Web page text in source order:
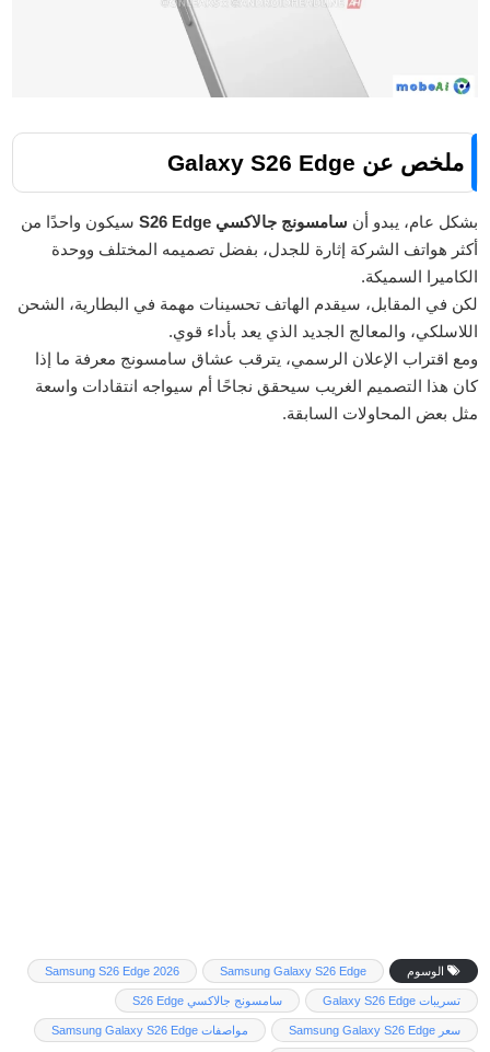
ملخص عن Galaxy S26 Edge
بشكل عام، يبدو أن سامسونج جالاكسي S26 Edge
سيكون واحدًا من
أكثر هواتف الشركة إثارة للجدل، بفضل تصميمه المختلف ووحدة
الكاميرا السميكة.
لكن في المقابل، سيقدم الهاتف تحسينات مهمة في البطارية، الشحن
اللاسلكي، والمعالج الجديد الذي يعد بأداء قوي.
ومع اقتراب الإعلان الرسمي، يترقب عشاق سامسونج معرفة ما إذا
كان هذا التصميم الغريب سيحقق نجاحًا أم سيواجه انتقادات واسعة
مثل بعض المحاولات السابقة.
الوسوم Samsung Galaxy S26 Edge
Samsung S26 Edge 2026
تسريبات Galaxy S26 Edge سامسونج جالاكسي S26 Edge
سعر Samsung Galaxy S26 Edge مواصفات Samsung Galaxy S26 Edge